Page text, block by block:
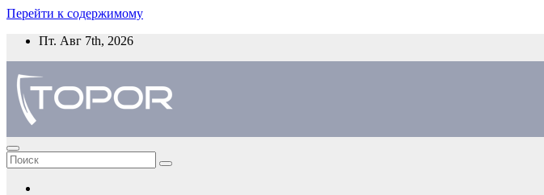
Перейти к содержимому
Пт. Авг 7th, 2026